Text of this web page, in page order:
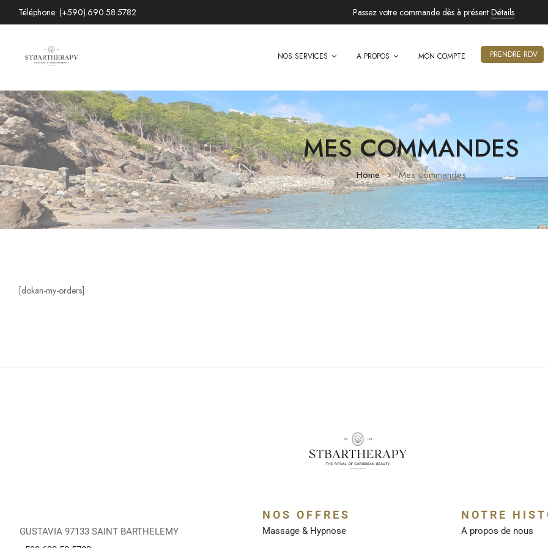
Téléphone: (+590).690.58.5782 Passez votre commande dès à présent Détails
NOS SERVICES A PROPOS MON COMPTE PRENDRE RDV
MES COMMANDES
Home Mes commandes
[dokan-my-orders]
GUSTAVIA 97133 SAINT BARTHELEMY
NOS OFFRES
Massage & Hypnose
NOTRE
A propos de nous